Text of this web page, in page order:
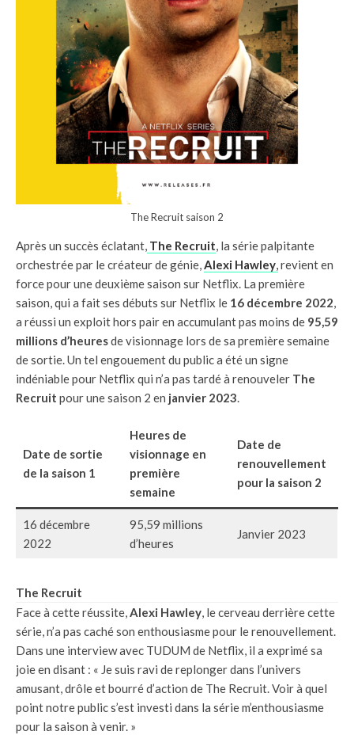
The Recruit saison 2
Après un succès éclatant, The Recruit, la série palpitante
orchestrée par le créateur de génie,Alexi Hawley,revient en
force pour une deuxième saison sur Netflix. La première
saison, qui a fait ses débuts sur Netflix le 16 décembre 2022,
a réussi un exploit hors pair en accumulant pas moins de 95,59
millions d’heuresde visionnage lors de sa première semaine
de sortie. Un tel engouement du public a été un signe
indéniable pour Netflix qui n’a pas tardé à renouveler The
Recruit pour une saison 2 en janvier 2023.
Date de sortie
de la saison 1
Heures de
visionnage en
première
semaine
Date de
renouvellement
pour la saison 2
16 décembre
2022
95,59 millions
d’heures
Janvier 2023
The Recruit
Face à cette réussite,Alexi Hawley, le cerveau derrière cette
série, n’a pas caché son enthousiasme pour le renouvellement.
Dans une interview avec TUDUM de Netflix, il a exprimé sa
joie en disant : « Je suis ravi de replonger dans l’univers
amusant, drôle et bourré d’action de The Recruit. Voir à quel
point notre public s’est investi dans la série m’enthousiasme
pour la saison à venir. »